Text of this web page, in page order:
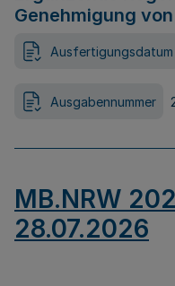
Genehmigung
Ausfertigungsdatum
Ausgabennummer
MB.NRW
28.07.2026